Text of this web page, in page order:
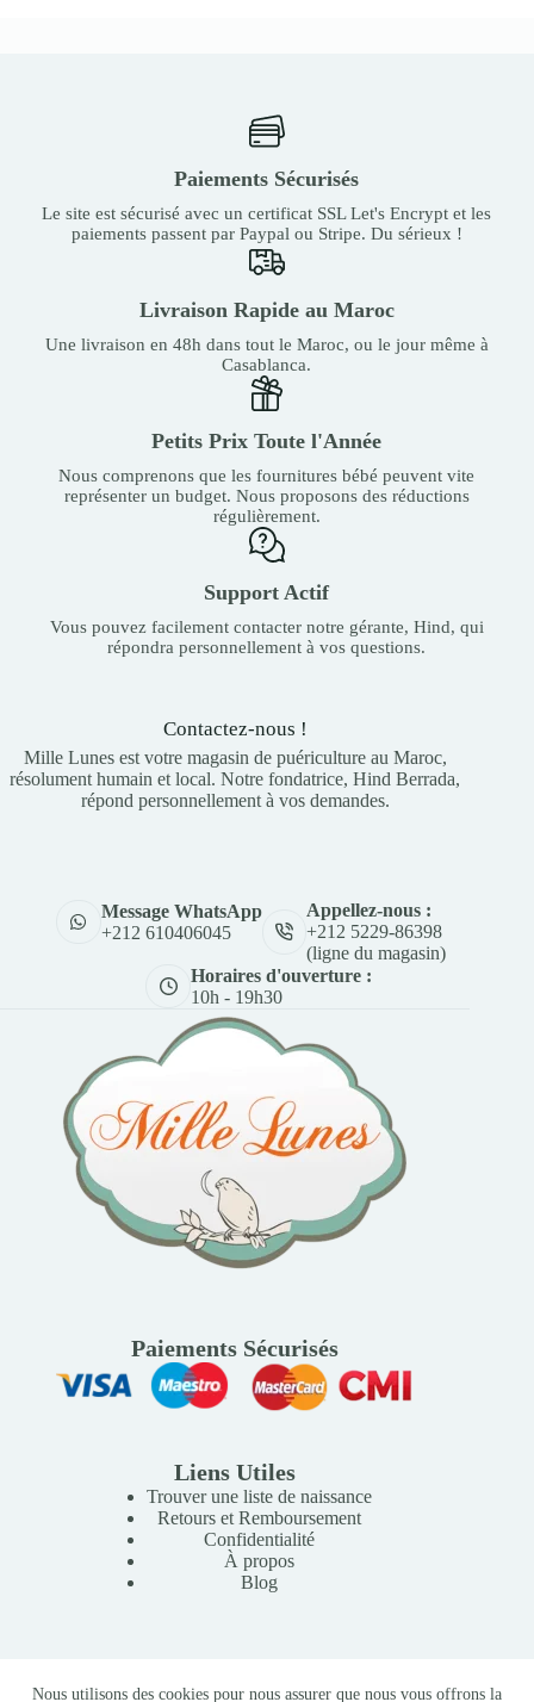
Nous utilisons des cookies pour nous assurer que nous vous offrons la
Paiements Sécurisés
Le site est sécurisé avec un certificat SSL Let's Encrypt et les
paiements passent par Paypal ou Stripe. Du sérieux !
Livraison Rapide au Maroc
Une livraison en 48h dans tout le Maroc, ou le jour même à
Casablanca.
Petits Prix Toute l'Année
Nous comprenons que les fournitures bébé peuvent vite
représenter un budget. Nous proposons des réductions
régulièrement.
Support Actif
Vous pouvez facilement contacter notre gérante, Hind, qui
répondra personnellement à vos questions.
Contactez-nous !
Mille Lunes est votre magasin de puériculture au Maroc,
résolument humain et local. Notre fondatrice, Hind Berrada,
répond personnellement à vos demandes.
Message WhatsApp
+212 610406045
Appellez-nous :
+212 5229-86398
(ligne du magasin)
Horaires d'ouverture :
10h - 19h30
Paiements Sécurisés
Liens Utiles
Trouver une liste de naissance
Retours et Remboursement
Confidentialité
À propos
Blog
Copyright © 2026 Mille Lunes - Création du site :
Baptiste